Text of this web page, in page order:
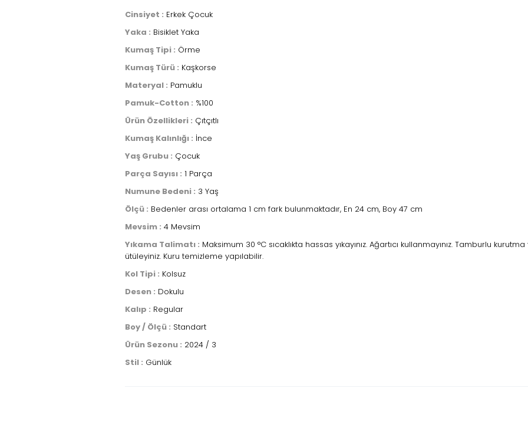
Cinsiyet : Erkek Çocuk
Yaka : Bisiklet Yaka
Kumaş Tipi : Örme
Kumaş Türü : Kaşkorse
Materyal : Pamuklu
Pamuk-Cotton : %100
Ürün Özellikleri : Çıtçıtlı
Kumaş Kalınlığı : İnce
Yaş Grubu : Çocuk
Parça Sayısı : 1 Parça
Numune Bedeni : 3 Yaş
Ölçü : Bedenler arası ortalama 1 cm fark bulunmaktadır, En 24 cm, Boy 47 cm
Mevsim : 4 Mevsim
Yıkama Talimatı : Maksimum 30 °C sıcaklıkta hassas yıkayınız. Ağartıcı kullanmayınız. Tamburlu kurutma
ütüleyiniz. Kuru temizleme yapılabilir.
Kol Tipi : Kolsuz
Desen : Dokulu
Kalıp : Regular
Boy / Ölçü : Standart
Ürün Sezonu : 2024 / 3
Stil : Günlük